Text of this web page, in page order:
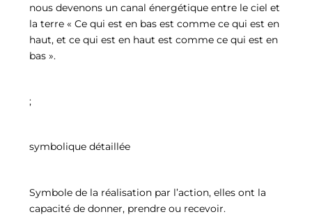
nous devenons un canal énergétique entre le ciel et
la terre « Ce qui est en bas est comme ce qui est en
haut, et ce qui est en haut est comme ce qui est en
bas ».
;
symbolique détaillée
Symbole de la réalisation par l’action, elles ont la
capacité de donner, prendre ou recevoir.